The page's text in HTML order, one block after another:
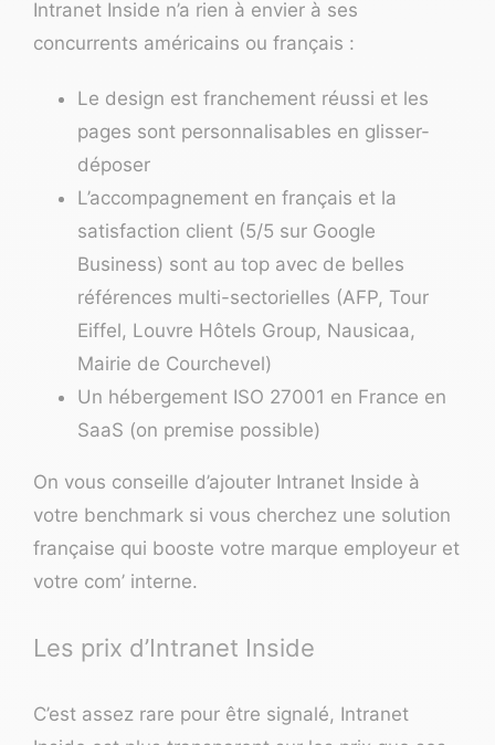
Intranet Inside n’a rien à envier à ses
concurrents américains ou français :
Le design est franchement réussi et les
pages sont personnalisables en glisser-
déposer
L’accompagnement en français et la
satisfaction client (5/5 sur Google
Business) sont au top avec de belles
références multi-sectorielles (AFP, Tour
Eiffel, Louvre Hôtels Group, Nausicaa,
Mairie de Courchevel)
Un hébergement ISO 27001 en France en
SaaS (on premise possible)
On vous conseille d’ajouter Intranet Inside à
votre benchmark si vous cherchez une solution
française qui booste votre marque employeur et
votre com’ interne.
Les prix d’Intranet Inside
C’est assez rare pour être signalé, Intranet